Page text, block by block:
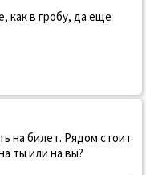
как в гробу, да еще
на билет. Рядом стоит
ты или на вы?